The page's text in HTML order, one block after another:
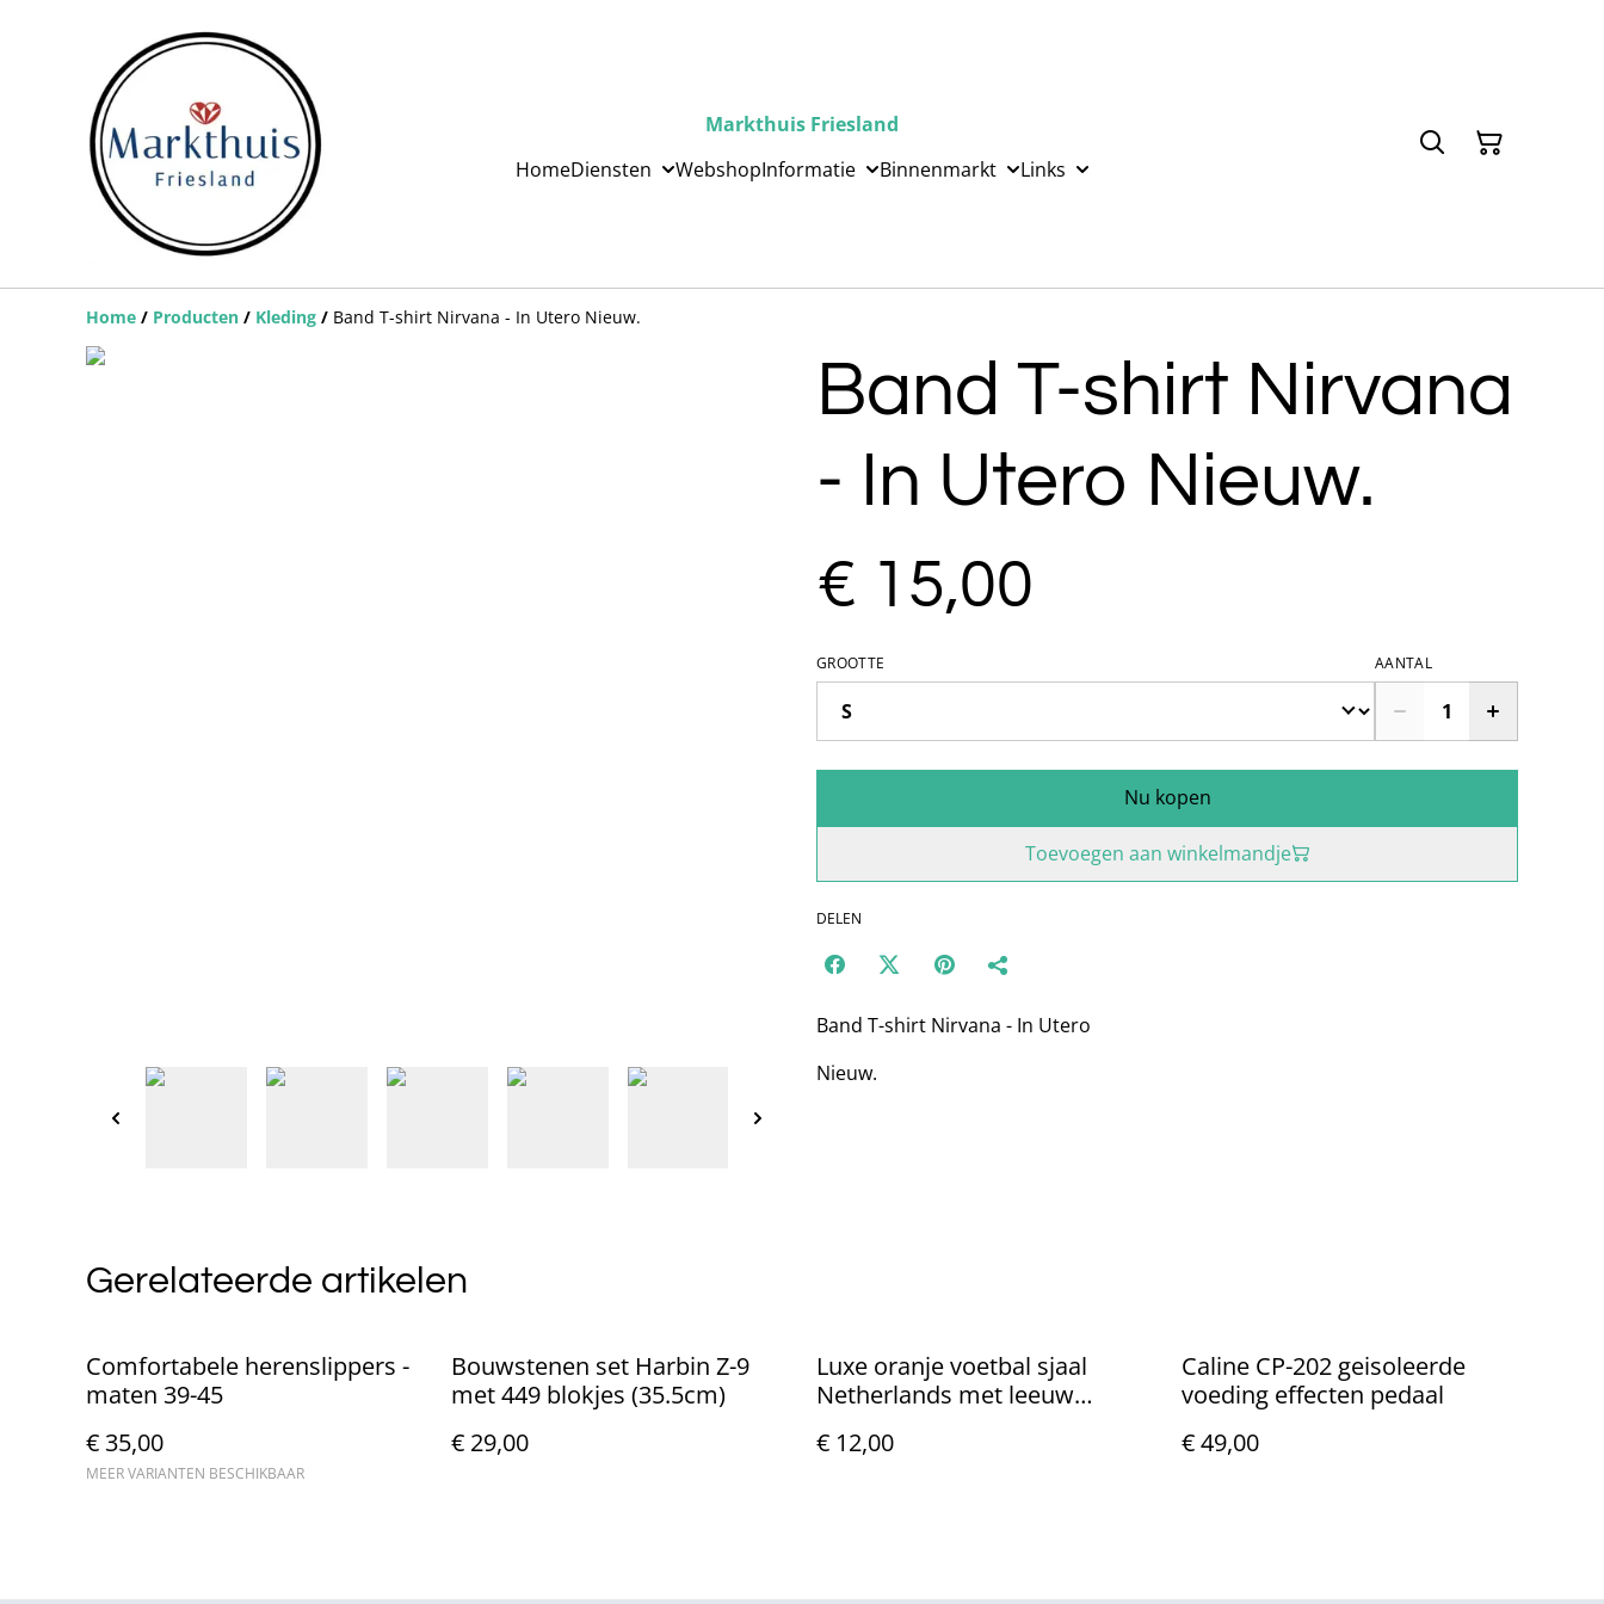
Markthuis Friesland
HomeDiensten WebshopInformatie Binnenmarkt Links
Home / Producten / Kleding / Band T-shirt Nirvana - In Utero Nieuw.
Band T-shirt Nirvana
- In Utero Nieuw.
€ 15,00
GROOTTE AANTAL
Nu kopen
Toevoegen aan winkelmandje
DELEN
Band T-shirt Nirvana - In Utero
Nieuw.
Gerelateerde artikelen
Comfortabele herenslippers -
maten 39-45
€ 35,00
MEER VARIANTEN BESCHIKBAAR
Bouwstenen set Harbin Z-9
met 449 blokjes (35.5cm)
€ 29,00
Luxe oranje voetbal sjaal
Netherlands met leeuw
€ 12,00
Caline CP-202 geisoleerde
voeding effecten pedaal
€ 49,00